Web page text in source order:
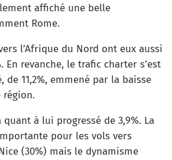
affiché une belle
Rome.
l’Afrique du Nord ont eux aussi
En revanche, le trafic charter s’est
11,2%, emmené par la baisse
région.
à lui progressé de 3,9%. La
pour les vols vers
(30%) mais le dynamisme